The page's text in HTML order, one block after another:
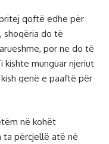
qoftë edhe për
shoqëria do të
por ne do të
kishte munguar njeriut
qenë e paaftë për
në kohët
ta përcjellë atë në